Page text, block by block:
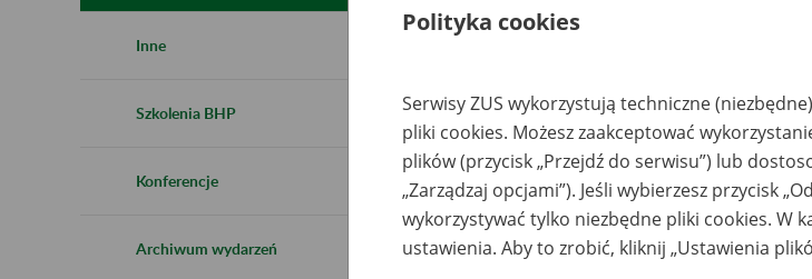
Inne
Szkolenia BHP
Konferencje
Archiwum wydarzeń
Polityka cookies
Serwisy ZUS wykorzystują techniczne
pliki cookies. Możesz zaakceptować
plików (przycisk „Przejdź do serwisu”) lub
„Zarządzaj opcjami”). Jeśli wybierzesz przycisk
wykorzystywać tylko niezbędne pliki cookies. W
ustawienia. Aby to zrobić, kliknij „Ustawienia